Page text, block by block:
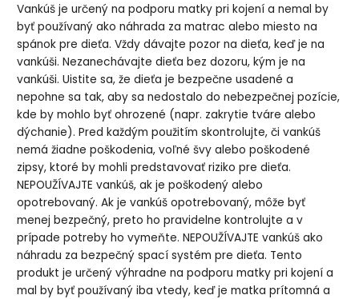
Vankúš je určený na podporu matky pri kojení a nemal by
byť používaný ako náhrada za matrac alebo miesto na
spánok pre dieťa. Vždy dávajte pozor na dieťa, keď je na
vankúši. Nezanechávajte dieťa bez dozoru, kým je na
vankúši. Uistite sa, že dieťa je bezpečne usadené a
nepohne sa tak, aby sa nedostalo do nebezpečnej pozície,
kde by mohlo byť ohrozené (napr. zakrytie tváre alebo
dýchanie). Pred každým použitím skontrolujte, či vankúš
nemá žiadne poškodenia, voľné švy alebo poškodené
zipsy, ktoré by mohli predstavovať riziko pre dieťa.
NEPOUŽÍVAJTE vankúš, ak je poškodený alebo
opotrebovaný. Ak je vankúš opotrebovaný, môže byť
menej bezpečný, preto ho pravidelne kontrolujte a v
prípade potreby ho vymeňte. NEPOUŽÍVAJTE vankúš ako
náhradu za bezpečný spací systém pre dieťa. Tento
produkt je určený výhradne na podporu matky pri kojení a
mal by byť používaný iba vtedy, keď je matka prítomná a